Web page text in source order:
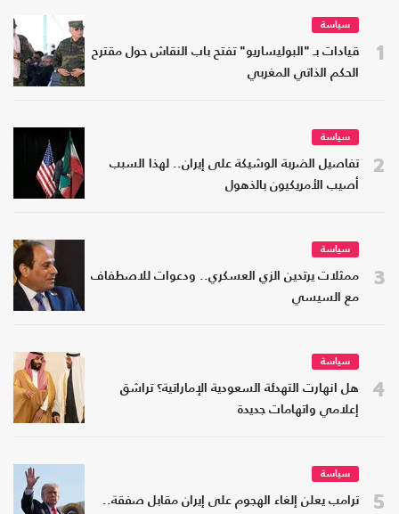
1
سياسة
قيادات بـ "البوليساريو" تفتح باب النقاش حول مقترح
الحكم الذاتي المغربي
2
سياسة
تفاصيل الضربة الوشيكة على إيران.. لهذا السبب
أصيب الأمريكيون بالذهول
3
سياسة
ممثلات يرتدين الزي العسكري.. ودعوات للاصطفاف
مع السيسي
4
سياسة
هل انهارت التهدئة السعودية الإماراتية؟ تراشق
إعلامي واتهامات جديدة
5
سياسة
ترامب يعلن إلغاء الهجوم على إيران مقابل صفقة..